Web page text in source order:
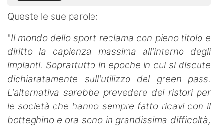
Queste le sue parole:
"Il mondo dello sport reclama con pieno titolo e
diritto la capienza massima all'interno degli
impianti. Soprattutto in epoche in cui si discute
dichiaratamente sull'utilizzo del green pass.
L'alternativa sarebbe prevedere dei ristori per
le società che hanno sempre fatto ricavi con il
botteghino e ora sono in grandissima difficoltà,